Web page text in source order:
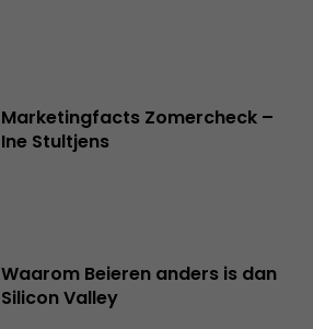
Marketingfacts Zomercheck –
Ine Stultjens
Waarom Beieren anders is dan
Silicon Valley